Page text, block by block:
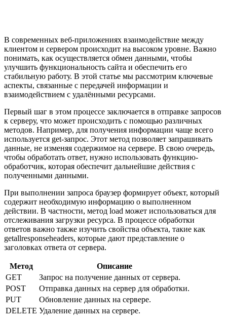
В современных веб-приложениях взаимодействие между
клиентом и сервером происходит на высоком уровне. Важно
понимать, как осуществляется обмен данными, чтобы
улучшить функциональность сайта и обеспечить его
стабильную работу. В этой статье мы рассмотрим ключевые
аспекты, связанные с передачей информации и
взаимодействием с удалёнными ресурсами.
Первый шаг в этом процессе заключается в отправке запросов
к серверу, что может происходить с помощью различных
методов. Например, для получения информации чаще всего
используется get-запрос. Этот метод позволяет запрашивать
данные, не изменяя содержимое на сервере. В свою очередь,
чтобы обработать ответ, нужно использовать функцию-
обработчик, которая обеспечит дальнейшие действия с
полученными данными.
При выполнении запроса браузер формирует объект, который
содержит необходимую информацию о выполненном
действии. В частности, метод load может использоваться для
отслеживания загрузки ресурса. В процессе обработки
ответов важно также изучить свойства объекта, такие как
getallresponseheaders, которые дают представление о
заголовках ответа от сервера.
Метод
Описание
GET
Запрос на получение данных от сервера.
POST
Отправка данных на сервер для обработки.
PUT
Обновление данных на сервере.
DELETE Удаление данных на сервере.